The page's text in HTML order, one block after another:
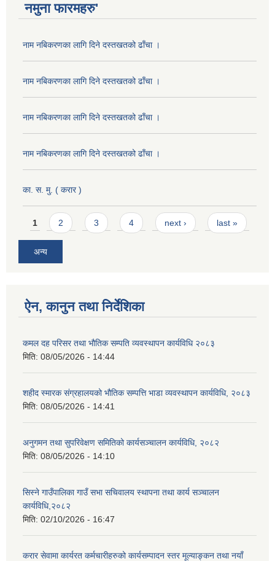
नमुना फारमहरु'
नाम नबिकरणका लागि दिने दस्तखतको ढाँचा ।
नाम नबिकरणका लागि दिने दस्तखतको ढाँचा ।
नाम नबिकरणका लागि दिने दस्तखतको ढाँचा ।
नाम नबिकरणका लागि दिने दस्तखतको ढाँचा ।
का. स. मु. ( करार )
Pages
1 2 3 4 next › last »
अन्य
ऐन, कानुन तथा निर्देशिका
कमल दह परिसर तथा भौतिक सम्पति व्यवस्थापन कार्यविधि २०८३
मिति: 08/05/2026 - 14:44
शहीद स्मारक संग्रहालयको भौतिक सम्पत्ति भाडा व्यवस्थापन कार्यविधि, २०८३
मिति: 08/05/2026 - 14:41
अनुगमन तथा सुपरिवेक्षण समितिको कार्यसञ्चालन कार्यविधि, २०८२
मिति: 08/05/2026 - 14:10
सिस्ने गाउँपालिका गाउँ सभा सचिवालय स्थापना तथा कार्य सञ्चालन
कार्यविधि,२०८२
मिति: 02/10/2026 - 16:47
करार सेवामा कार्यरत कर्मचारीहरुको कार्यसम्पादन स्तर मूल्याङ्कन तथा नयाँ